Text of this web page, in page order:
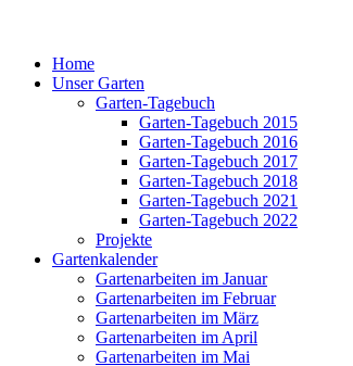
Home
Unser Garten
Garten-Tagebuch
Garten-Tagebuch 2015
Garten-Tagebuch 2016
Garten-Tagebuch 2017
Garten-Tagebuch 2018
Garten-Tagebuch 2021
Garten-Tagebuch 2022
Projekte
Gartenkalender
Gartenarbeiten im Januar
Gartenarbeiten im Februar
Gartenarbeiten im März
Gartenarbeiten im April
Gartenarbeiten im Mai